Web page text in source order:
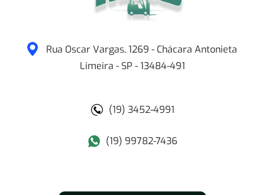
Rua Oscar Vargas, 1269 - Chácara Antonieta
Limeira - SP -13484-491
(19) 3452-4991
(19) 99782-7436